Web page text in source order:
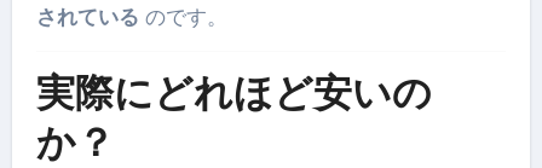
されている のです。
実際にどれほど安いの
か？